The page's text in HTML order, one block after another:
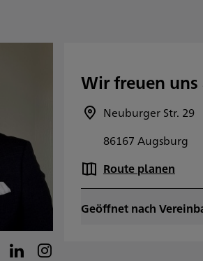
Wir freuen uns
Neuburger Str. 29
86167 Augsburg
Route planen
Geöffnet nach
Montag